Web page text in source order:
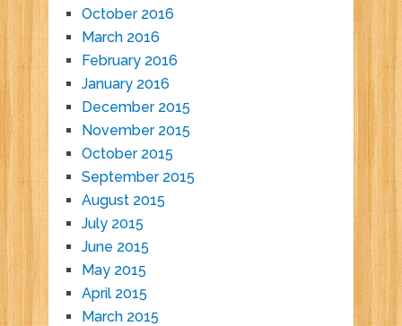
October 2016
March 2016
February 2016
January 2016
December 2015
November 2015
October 2015
September 2015
August 2015
July 2015
June 2015
May 2015
April 2015
March 2015